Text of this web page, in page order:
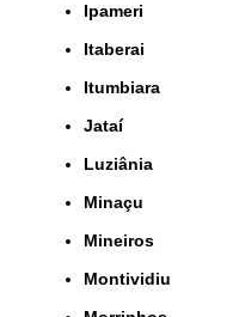
Ipameri
Itaberai
Itumbiara
Jataí
Luziânia
Minaçu
Mineiros
Montividiu